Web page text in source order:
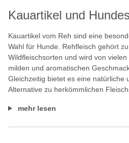
Kauartikel und
Kauartikel vom Reh sind eine
Wahl für Hunde. Rehfleisch gehört
Wildfleischsorten und wird von
milden und aromatischen
Gleichzeitig bietet es eine natürliche
Alternative zu herkömmlichen
mehr lesen